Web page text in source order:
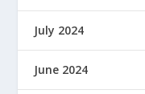
July 2024
June 2024